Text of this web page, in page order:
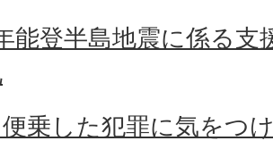
能登半島地震に係る支
乗した犯罪に気をつ